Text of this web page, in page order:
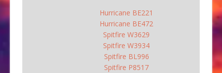
Hurricane BE221
Hurricane BE472
Spitfire W3629
Spitfire W3934
Spitfire BL996
Spitfire P8517